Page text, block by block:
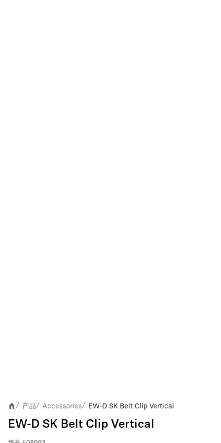
/ 产品/ Accessories/ EW-D SK Belt Clip Vertical
EW-D SK Belt Clip Vertical